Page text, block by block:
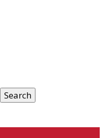
Search